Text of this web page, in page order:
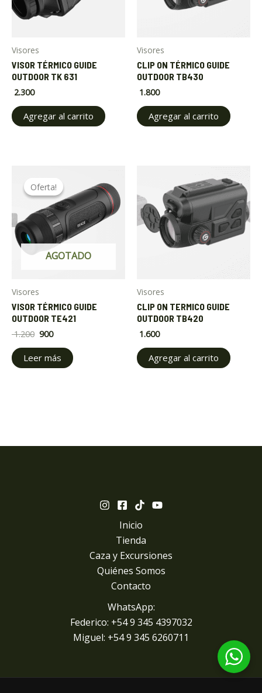
Visores
VISOR TÉRMICO GUIDE
OUTDOOR TK 631
2.300
Agregar al carrito
Visores
CLIP ON TÉRMICO GUIDE
OUTDOOR TB430
1.800
Agregar al carrito
Oferta!
AGOTADO
Oferta!
Visores
VISOR TÉRMICO GUIDE
OUTDOOR TE421
1.200
was:
$ 1.200.
900
is:
$ 900.
Leer más
Visores
CLIP ON TERMICO GUIDE
OUTDOOR TB420
1.600
Agregar al carrito
Inicio
Tienda
Caza y Excursiones
Quiénes Somos
Contacto
WhatsApp:
Federico: +54 9 345 4397032
Miguel: +54 9 345 6260711